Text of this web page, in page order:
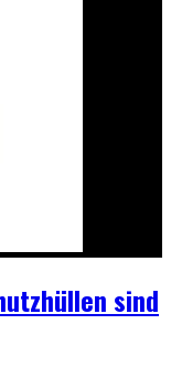
sind